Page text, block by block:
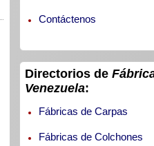
Contáctenos
Directorios de
Venezuela:
Fábricas de Carpas
Fábricas de Colchones